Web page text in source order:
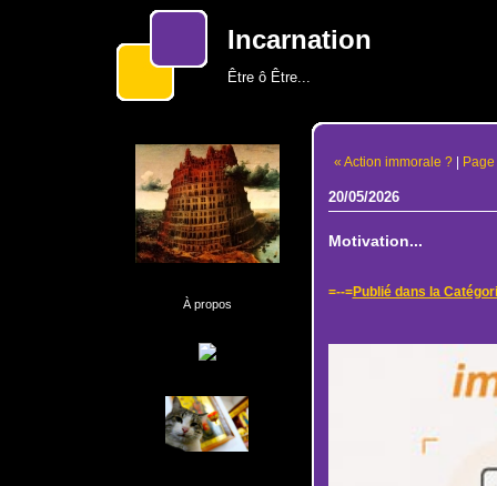
Incarnation
Être ô Être...
À propos
« Action immorale ?|
20/05/2026
Motivation...
=--=Publié dans la